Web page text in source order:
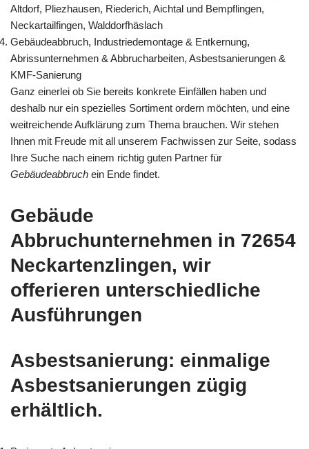
Altdorf, Pliezhausen, Riederich, Aichtal und Bempflingen,
Neckartailfingen, Walddorfhäslach
Gebäudeabbruch, Industriedemontage & Entkernung,
Abrissunternehmen & Abbrucharbeiten, Asbestsanierungen &
KMF-Sanierung
Ganz einerlei ob Sie bereits konkrete Einfällen haben und
deshalb nur ein spezielles Sortiment ordern möchten, und eine
weitreichende Aufklärung zum Thema brauchen. Wir stehen
Ihnen mit Freude mit all unserem Fachwissen zur Seite, sodass
Ihre Suche nach einem richtig guten Partner für
Gebäudeabbruch ein Ende findet.
Gebäude
Abbruchunternehmen in 72654
Neckartenzlingen, wir
offerieren unterschiedliche
Ausführungen
Asbestsanierung: einmalige
Asbestsanierungen zügig
erhältlich.